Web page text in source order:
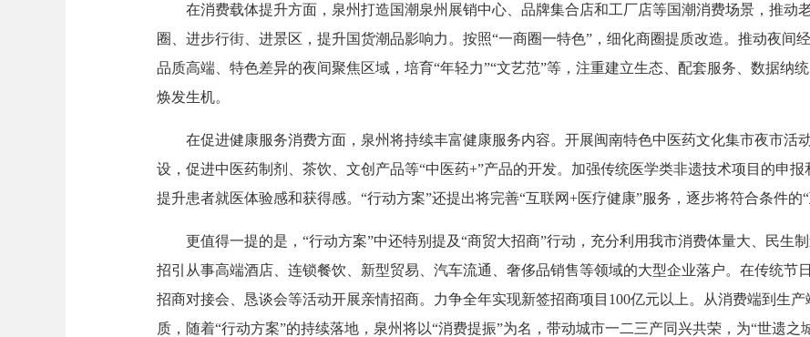
在消费载体提升方面，泉州打造国潮泉州展销中心、品牌集合店和工厂店等国潮消费场景，推动
圈、进步行街、进景区，提升国货潮品影响力。按照“一商圈一特色”，细化商圈提质改造。推动夜间
品质高端、特色差异的夜间聚焦区域，培育“年轻力”“文艺范”等，注重建立生态、配套服务、数据纳
焕发生机。
在促进健康服务消费方面，泉州将持续丰富健康服务内容。开展闽南特色中医药文化集市夜市活
设，促进中医药制剂、茶饮、文创产品等“中医药+”产品的开发。加强传统医学类非遗技术项目的申
提升患者就医体验感和获得感。“行动方案”还提出将完善“互联网+医疗健康”服务，逐步将符合条件的
更值得一提的是，“行动方案”中还特别提及“商贸大招商”行动，充分利用我市消费体量大、民生
招引从事高端酒店、连锁餐饮、新型贸易、汽车流通、奢侈品销售等领域的大型企业落户。在传统节
招商对接会、恳谈会等活动开展亲情招商。力争全年实现新签招商项目100亿元以上。从消费端到生
质，随着“行动方案”的持续落地，泉州将以“消费提振”为名，带动城市一二三产同兴共荣，为“世遗之